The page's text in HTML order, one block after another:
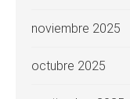
noviembre 2025
octubre 2025